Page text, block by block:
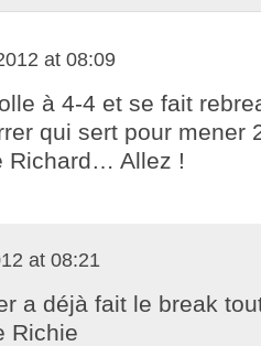
at 08:09
à 4-4 et se fait
qui sert pour mener
Richard… Allez !
at 08:21
a déjà fait le break
Richie